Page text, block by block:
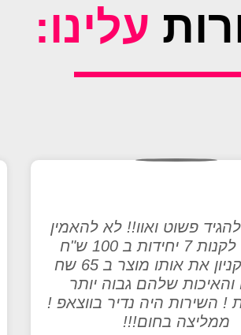
עלינו:
פשוט ואוו!! לא להאמין
שאפשר לקנות 7 יחידות ב 100 ש"ח
רכשתי בקניון את אותו מוצר ב 65 שח
והאיכות שלהם גבוה יותר
! השירות היה נדיר בווצאפ !
ממליצה בחום!!!